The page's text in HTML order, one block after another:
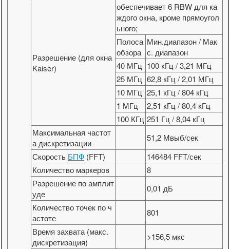
Разрешение (для окна
Kaiser)
обеспечивает 6 RBW для ка
ждого окна, кроме прямоугол
ьного;
Полоса
обзора
Мин.диапазон / Мак
с. диапазон
40 МГц 100 кГц / 3,21 МГц
25 МГц 62,8 кГц / 2,01 МГц
10 МГц 25,1 кГц / 804 кГц
1 МГц
2,51 кГц / 80,4 кГц
100 КГц 251 Гц / 8,04 кГц
Максимальная частот
а дискретизации
51,2 Мвыб/сек
Скорость БПФ (FFT)
146484 FFT/сек
Количество маркеров
8
Разрешение по амплит
уде
0,01 дБ
Количество точек по ч
астоте
801
Время захвата (макс.
дискретизация)
>156,5 мкс